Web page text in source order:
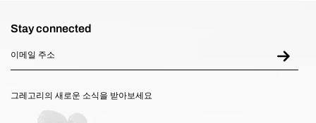
Stay connected
그레고리의 새로운 소식을 받아보세요